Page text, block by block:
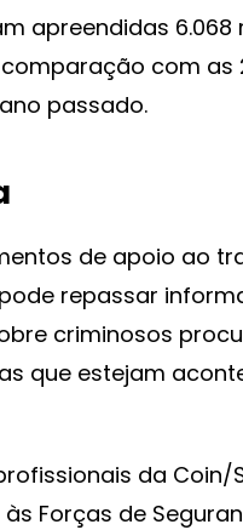
apreendidas
com
passado.
de apoio ao
pode repassar
criminosos
que estejam
da Coin/
Forças de